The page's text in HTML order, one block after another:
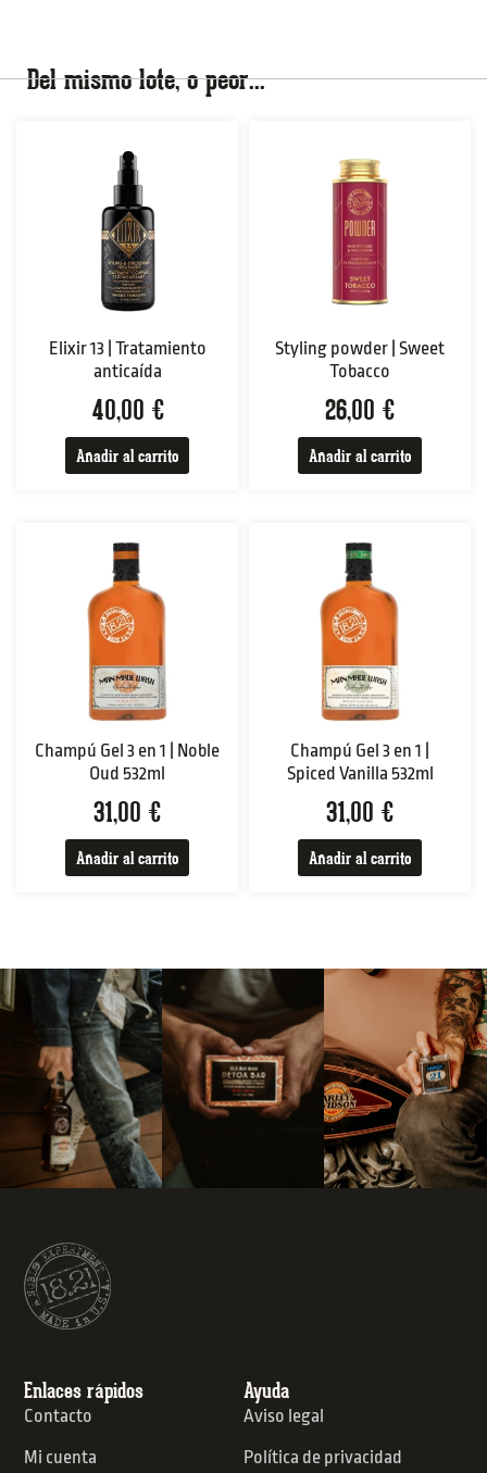
Del mismo lote, o peor...
Elixir 13 | Tratamiento
anticaída
40,00 €
Añadir al carrito
Styling powder | Sweet
Tobacco
26,00 €
Añadir al carrito
Champú Gel 3 en 1 | Noble
Oud 532ml
31,00 €
Añadir al carrito
Champú Gel 3 en 1 |
Spiced Vanilla 532ml
31,00 €
Añadir al carrito
Enlaces rápidos
Contacto
Mi cuenta
Ayuda
Aviso legal
Política de privacidad